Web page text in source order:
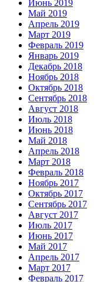
Июнь 2019
Май 2019
Апрель 2019
Март 2019
Февраль 2019
Январь 2019
Декабрь 2018
Ноябрь 2018
Октябрь 2018
Сентябрь 2018
Август 2018
Июль 2018
Июнь 2018
Май 2018
Апрель 2018
Март 2018
Февраль 2018
Ноябрь 2017
Октябрь 2017
Сентябрь 2017
Август 2017
Июль 2017
Июнь 2017
Май 2017
Апрель 2017
Март 2017
Февраль 2017